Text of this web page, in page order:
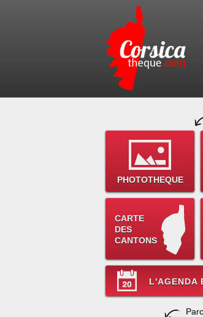
PHOTOTHEQUE
CARTE
DES
CANTONS
L'AGENDA